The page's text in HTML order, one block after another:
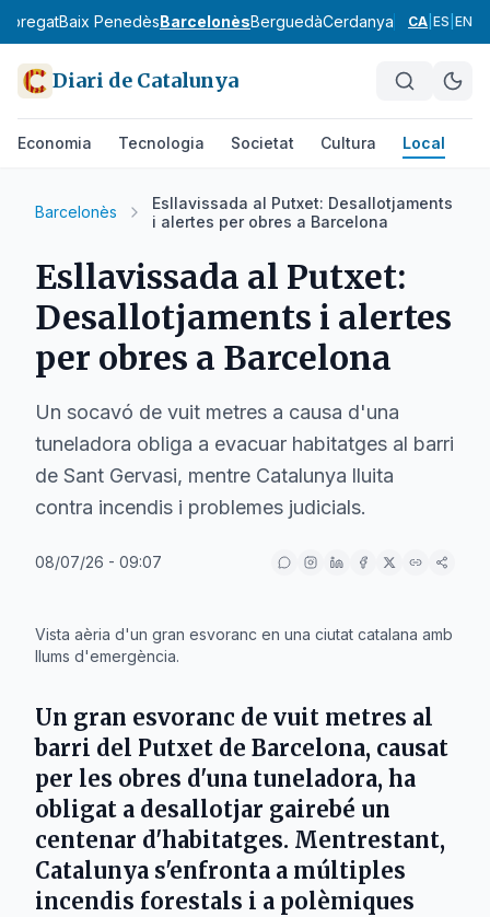
Baix PenedèsBarcelonèsBerguedàCerdanya Conca de
CA ES EN
Diari de Catalunya
Economia Tecnologia Societat Cultura Local
Barcelonès
Esllavissada al Putxet: Desallotjaments
i alertes per obres a Barcelona
Esllavissada al Putxet:
Desallotjaments i alertes
per obres a Barcelona
Un socavó de vuit metres a causa d'una
tuneladora obliga a evacuar habitatges al barri
de Sant Gervasi, mentre Catalunya lluita
contra incendis i problemes judicials.
08/07/26 - 09:07
Vista aèria d'un gran esvoranc en una ciutat catalana amb
llums d'emergència.
Un gran esvoranc de vuit metres al
barri del Putxet de Barcelona, causat
per les obres d'una tuneladora, ha
obligat a desallotjar gairebé un
centenar d'habitatges. Mentrestant,
Catalunya s'enfronta a múltiples
incendis forestals i a polèmiques